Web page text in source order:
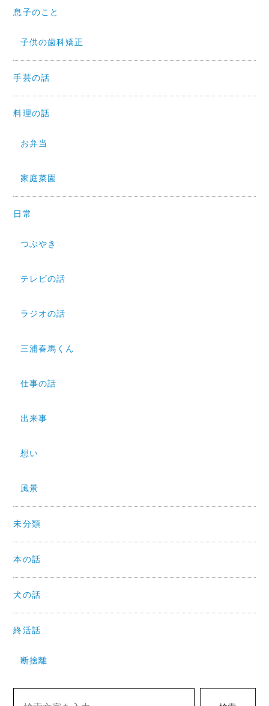
息子のこと
子供の歯科矯正
手芸の話
料理の話
お弁当
家庭菜園
日常
つぶやき
テレビの話
ラジオの話
三浦春馬くん
仕事の話
出来事
想い
風景
未分類
本の話
犬の話
終活話
断捨離